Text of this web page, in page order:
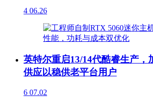
4 06.26
英特尔重启13/14代酷睿生产，
供应以稳供老平台用户
6 07.02